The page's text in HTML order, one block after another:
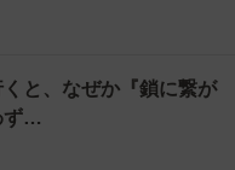
と、なぜか『鎖に繋が
ず…